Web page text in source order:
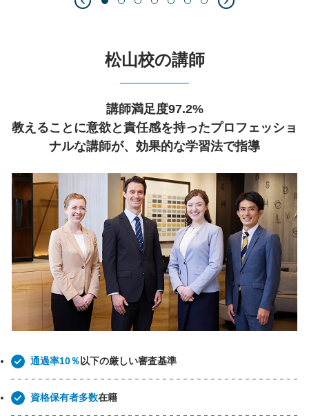
松山校の講師
講師満足度97.2%
教えることに意欲と責任感を持ったプロフェッショ
ナルな講師が、効果的な学習法で指導
通過率10％ 以下の厳しい審査基準
資格保有者多数在籍